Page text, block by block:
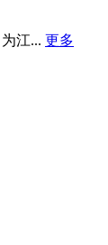
江... 更多